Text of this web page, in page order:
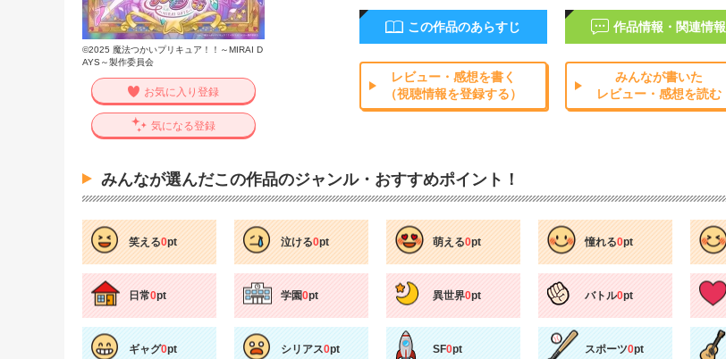
©2025 魔法つかいプリキュア！！～MIRAI D
AYS～製作委員会
お気に入り登録
気になる登録
この作品のあらすじ 作品情報・関連情報
レビュー・感想を書く
（視聴情報を登録する）
みんなが書いた
レビュー・感想を読む
みんなが選んだこの作品のジャンル・おすすめポイント！
笑える0pt 泣ける0pt 萌える0pt 憧れる0pt
日常0pt 学園0pt 異世界0pt バトル0pt
ギャグ0pt シリアス0pt SF0pt スポーツ0pt